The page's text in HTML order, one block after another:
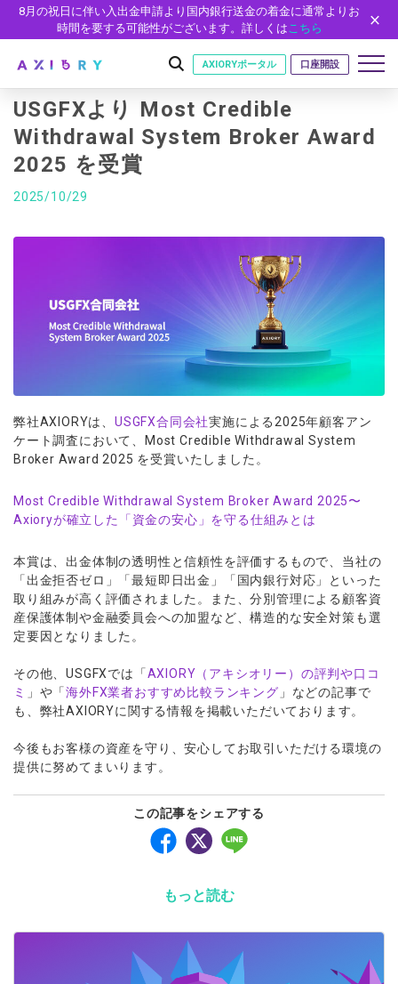
8月の祝日に伴い入出金申請より国内銀行送金の着金に通常よりお
時間を要する可能性がございます。詳しくはこちら
はじめに
はじめに
取引
取引商品
株式CFD
エネルギーCFD
貴金属CFD
ソフトコモディティCFD
NEW
取引条件
入出金方法
約定率
取引時間
取引計算シミュレーター
経済指標・予測カレンダー
休眠口座と凍結口座
口座
口座タイプ
法人のお客様
口座開設フォーム
必要書類
プラットフォーム
AXIORYアプリ
AXIORYポータル
ツール
MT4/MT5 ヒストリカルデータ
EA(エキスパートアドバイザー)
日本時間表示インジケータ
ストライク インジケータ
MQLシグナル
NEW
通貨インデックス
パートナー
パートナーシップ・プログラム
イントロデュース・パートナープログラム（IP）
特別・VIPプログラム
NEW
ニュース
マーケットニュース
コーポレートニュース
トレードガイド
会社概要
お問合せ
よくあるご質問
عربى
English
Русский
Español
ไทย
Tiếng Việt
デモ口座を開設する
法人のお客様はこちら
AXIORYポータル 口座開設
USGFXより Most Credible
Withdrawal System Broker Award
2025 を受賞
2025/10/29
弊社AXIORYは、 USGFX合同会社実施による2025年顧客アン
ケート調査において、Most Credible Withdrawal System
Broker Award 2025 を受賞いたしました。
Most Credible Withdrawal System Broker Award 2025〜
Axioryが確立した「資金の安心」を守る仕組みとは
本賞は、出金体制の透明性と信頼性を評価するもので、当社の
「出金拒否ゼロ」「最短即日出金」「国内銀行対応」といった
取り組みが高く評価されました。また、分別管理による顧客資
産保護体制や金融委員会への加盟など、構造的な安全対策も選
定要因となりました。
その他、USGFXでは「AXIORY（アキシオリー）の評判や口コ
ミ
」や「海外FX業者おすすめ比較ランキング 」などの記事で
も、弊社AXIORYに関する情報を掲載いただいております。
今後もお客様の資産を守り、安心してお取引いただける環境の
提供に努めてまいります。
この記事をシェアする
もっと読む